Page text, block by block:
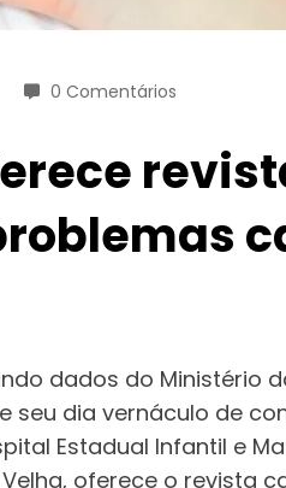
0 Comentários
dados do Ministério
seu dia vernáculo de
Estadual Infantil e
oferece o revista